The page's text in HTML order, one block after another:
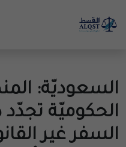
السعوديّة:
الحكوميّة
السفر غير